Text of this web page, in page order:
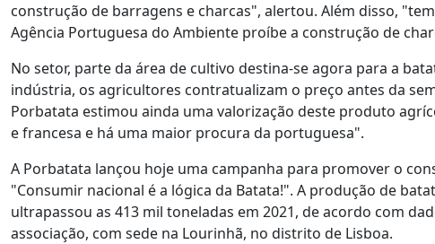
construção de barragens e charcas", alertou. Além disso,
Agência Portuguesa do Ambiente proíbe a construção de
No setor, parte da área de cultivo destina-se agora para a
indústria, os agricultores contratualizam o preço antes da
Porbatata estimou ainda uma valorização deste produto
e francesa e há uma maior procura da portuguesa".
A Porbatata lançou hoje uma campanha para promover o
"Consumir nacional é a lógica da Batata!". A produção de
ultrapassou as 413 mil toneladas em 2021, de acordo com
associação, com sede na Lourinhã, no distrito de Lisboa.